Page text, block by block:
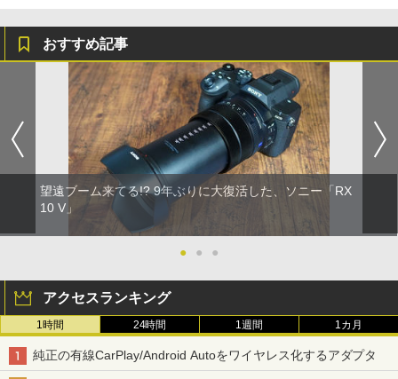
おすすめ記事
望遠ブーム来てる!? 9年ぶりに大復活した、ソニー「RX
10 V」
● ● ●
アクセスランキング
1時間 24時間 1週間 1カ月
純正の有線CarPlay/Android Autoをワイヤレス化するアダプタ